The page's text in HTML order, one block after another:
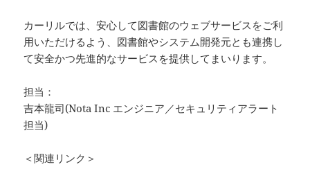
カーリルでは、安心して図書館のウェブサービスをご利
用いただけるよう、図書館やシステム開発元とも連携し
て安全かつ先進的なサービスを提供してまいります。
担当：
吉本龍司(Nota Inc エンジニア／セキュリティアラート
担当)
＜関連リンク＞